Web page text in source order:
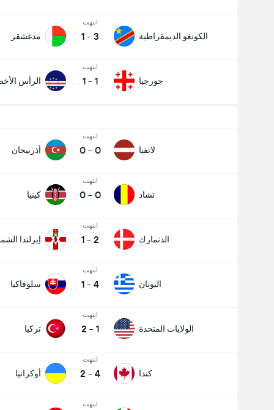
الكونغو الديمقراطية
انتهت
3
-
1 مدغشقر
جورجيا
انتهت
1
-
1 الرأس
لاتفيا
انتهت
0
-
0 أذربيجان
تشاد
انتهت
0
-
0 كينيا
الدنمارك
انتهت
2
-
1 إيرلندا
اليونان
انتهت
4
-
1 سلوفاكيا
الولايات المتحدة
انتهت
1
-
2 تركيا
كندا
انتهت
4
-
2 أوكرانيا
انتهت